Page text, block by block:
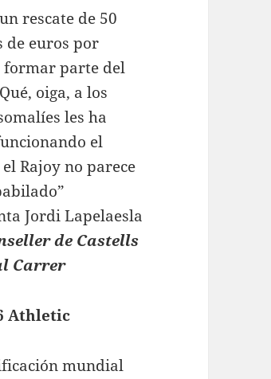
un rescate de 50
de euros por
formar parte del
oiga, a los
les ha
el
Rajoy no parece
Jordi Lapelaesla
de Castells
Carrer
Athletic
mundial